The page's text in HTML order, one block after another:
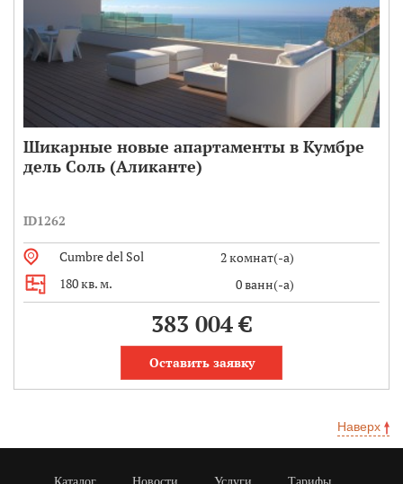
Шикарные новые апартаменты в Кумбре
дель Соль (Аликанте)
ID1262
Cumbre del Sol
2 комнат(-а)
180 кв. м.
0 ванн(-а)
383 004 €
Оставить заявку
Наверх